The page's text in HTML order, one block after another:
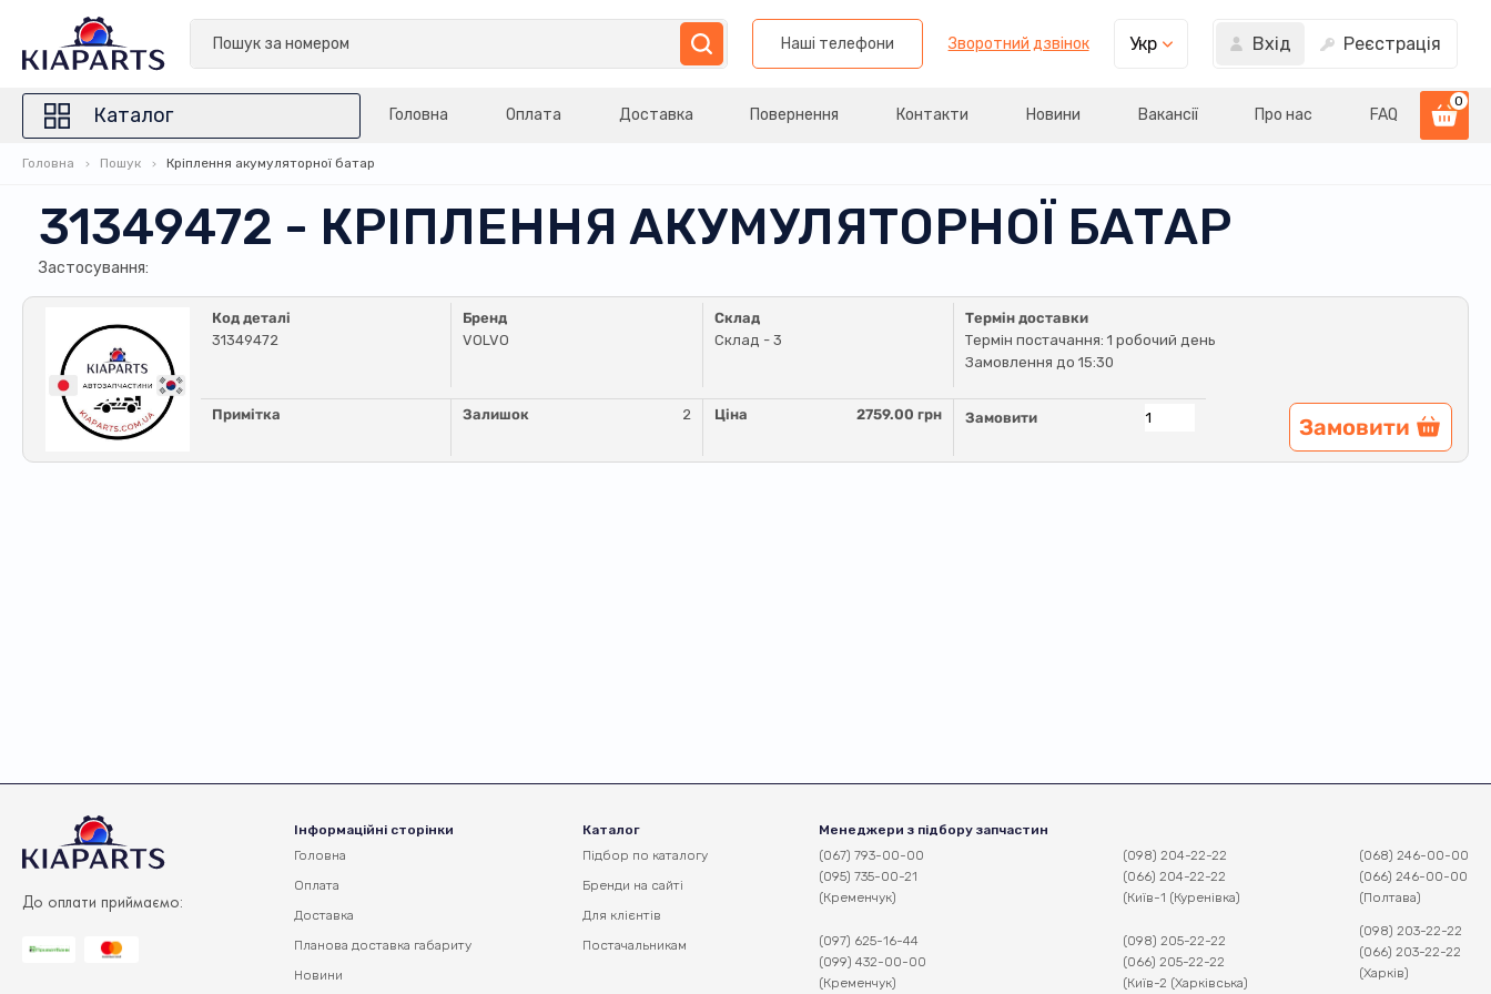
Наші телефони Зворотний дзвінок Укр Вхід Реєстрація
Каталог Головна Оплата Доставка Повернення Контакти Новини Вакансії Про нас FAQ
0
Головна Пошук Кріплення акумуляторної батар
31349472 - КРІПЛЕННЯ АКУМУЛЯТОРНОЇ БАТАР
Застосування:
Код деталі
31349472
Бренд
VOLVO
Склад
Склад - 3
Термін доставки
Термін постачання: 1 робочий день
Замовлення до 15:30
Примітка Залишок 2 Ціна 2759.00 грн Замовити Замовити
До оплати приймаємо:
Інформаційні сторінки
Головна
Оплата
Доставка
Планова доставка габариту
Новини
Каталог
Підбор по каталогу
Бренди на сайті
Для клієнтів
Постачальникам
Менеджери з підбору запчастин
(067) 793-00-00
(095) 735-00-21
(Кременчук)
(097) 625-16-44
(099) 432-00-00
(Кременчук)
(098) 204-22-22
(066) 204-22-22
(Київ-1 (Куренівка)
(098) 205-22-22
(066) 205-22-22
(Київ-2 (Харківська)
(068) 246-00-00
(066) 246-00-00
(Полтава)
(098) 203-22-22
(066) 203-22-22
(Харків)